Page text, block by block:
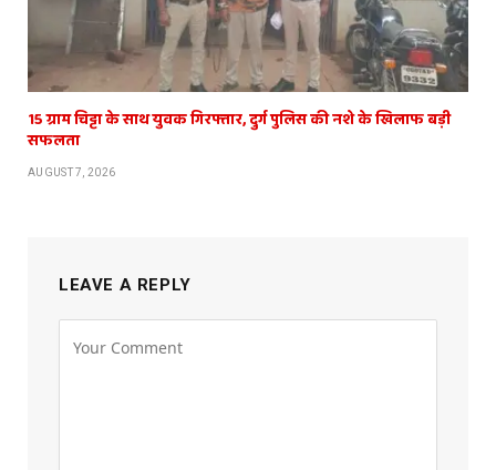
15 ग्राम चिट्टा के साथ युवक गिरफ्तार, दुर्ग पुलिस की नशे के खिलाफ बड़ी
सफलता
AUGUST 7, 2026
LEAVE A REPLY